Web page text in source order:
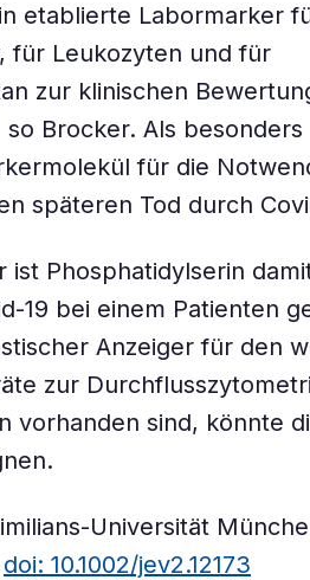
etablierte Labormarker
für Leukozyten und für
zur klinischen
so Brocker. Als besonders
für die
späteren Tod durch
ist Phosphatidylserin
19 bei einem Patienten
Anzeiger für den
zur
vorhanden sind, könnte
Universität
doi: 10.1002/jev2.12173